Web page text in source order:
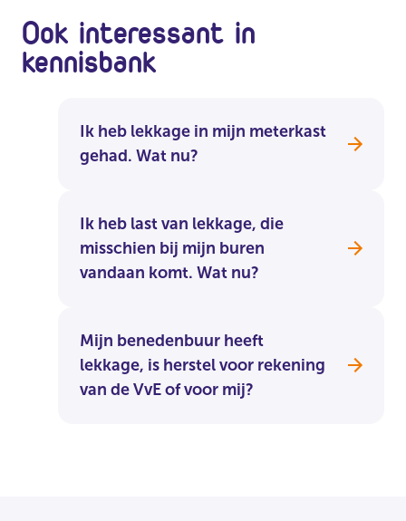
Ook interessant in
kennisbank
Ik heb lekkage in mijn meterkast
gehad. Wat nu?
Ik heb last van lekkage, die
misschien bij mijn buren
vandaan komt. Wat nu?
Mijn benedenbuur heeft
lekkage, is herstel voor rekening
van de VvE of voor mij?